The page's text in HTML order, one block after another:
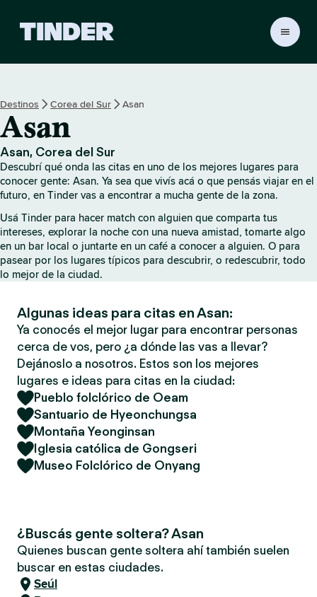
o
i
n
d
r
Destinos Corea del Sur Asan
Asan
Asan, Corea del Sur
Descubrí qué onda las citas en uno de los mejores lugares para
conocer gente: Asan. Ya sea que vivís acá o que pensás viajar en el
futuro, en Tinder vas a encontrar a mucha gente de la zona.
Usá Tinder para hacer match con alguien que comparta tus
intereses, explorar la noche con una nueva amistad, tomarte algo
en un bar local o juntarte en un café a conocer a alguien. O para
pasear por los lugares típicos para descubrir, o redescubrir, todo
lo mejor de la ciudad.
Algunas ideas para citas en Asan:
Ya conocés el mejor lugar para encontrar personas
cerca de vos, pero ¿a dónde las vas a llevar?
Dejánoslo a nosotros. Estos son los mejores
lugares e ideas para citas en la ciudad:
Pueblo folclórico de Oeam
Santuario de Hyeonchungsa
Montaña Yeonginsan
Iglesia católica de Gongseri
Museo Folclórico de Onyang
¿Buscás gente soltera? Asan
Quienes buscan gente soltera ahí también suelen
buscar en estas ciudades.
Seúl